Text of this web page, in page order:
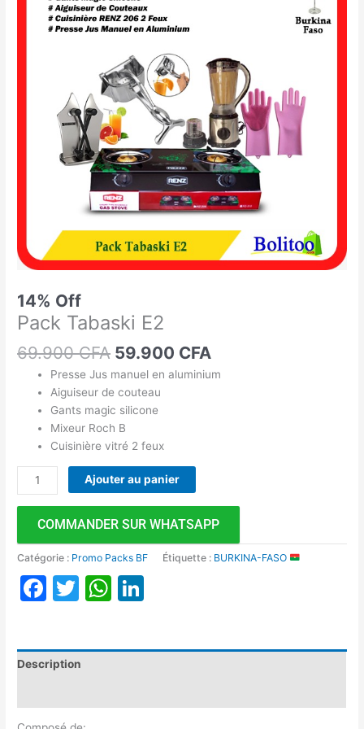
14% Off
Pack Tabaski E2
69.900CFA
69.900 CFA.
59.900 CFA
59.900 CFA.
Presse Jus manuel en aluminium
Aiguiseur de couteau
Gants magic silicone
Mixeur Roch B
Cuisinière vitré 2 feux
Ajouter au panier
COMMANDER SUR WHATSAPP
Catégorie : Promo Packs BF Étiquette : BURKINA-FASO
Facebook
TwitterWhatsApp
Description